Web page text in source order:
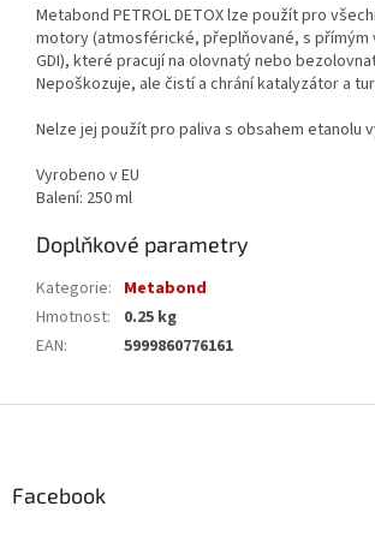
Metabond PETROL DETOX lze použít pro
motory (atmosférické, přeplňované, s přímým
GDI), které pracují na olovnatý nebo
Nepoškozuje, ale čistí a chrání katalyzátor a
Nelze jej použít pro paliva s obsahem etanolu
Vyrobeno v EU
Balení: 250 ml
Doplňkové parametry
Kategorie: Metabond
Hmotnost:
0.25 kg
EAN: 5999860776161
Facebook